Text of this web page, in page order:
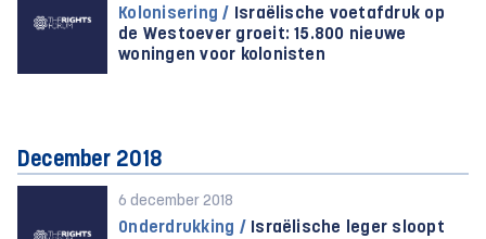
Kolonisering / Israëlische voetafdruk op
de Westoever groeit: 15.800 nieuwe
woningen voor kolonisten
December 2018
6 december 2018
Onderdrukking / Israëlische leger sloopt